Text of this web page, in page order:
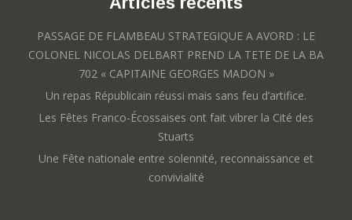
PASSAGE DE FLAMBEAU STRATEGIQUE A AVORD : LE
COLONEL NICOLAS DELBART PREND LA TETE DE LA BA
702 « CAPITAINE GEORGES MADON »
Un repas Républicain réussi mais sans feu d’artifice.
Les Fêtes Franco-Écossaises ont fait vibrer la Cité des
Stuarts
Une Fête nationale entre solennité, reconnaissance et
convivialité